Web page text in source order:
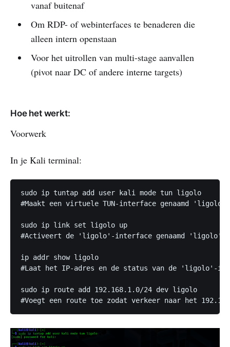
vanaf buitenaf
Om RDP- of webinterfaces te benaderen die
alleen intern openstaan
Voor het uitrollen van multi-stage aanvallen
(pivot naar DC of andere interne targets)
Hoe het werkt:
Voorwerk
In je Kali terminal:
sudo ip tuntap add user kali mode tun ligolo
#Maakt een virtuele TUN-interface genaamd
sudo ip link set ligolo up
#Activeert de 'ligolo'-interface genaamd 'ligolo'
ip addr show ligolo
#Laat het IP-adres en de status van de 'ligolo'-
sudo ip route add 192.168.1.0/24 dev ligolo
#Voegt een route toe zodat verkeer naar het